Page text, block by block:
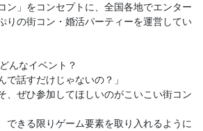
ン」をコンセプトに、全国各地でエンター
りの街コン・婚活パーティーを運営してい
んなイベント？
で話すだけじゃないの？」
、ぜひ参加してほしいのがこいこい街コン
できる限りゲーム要素を取り入れるように